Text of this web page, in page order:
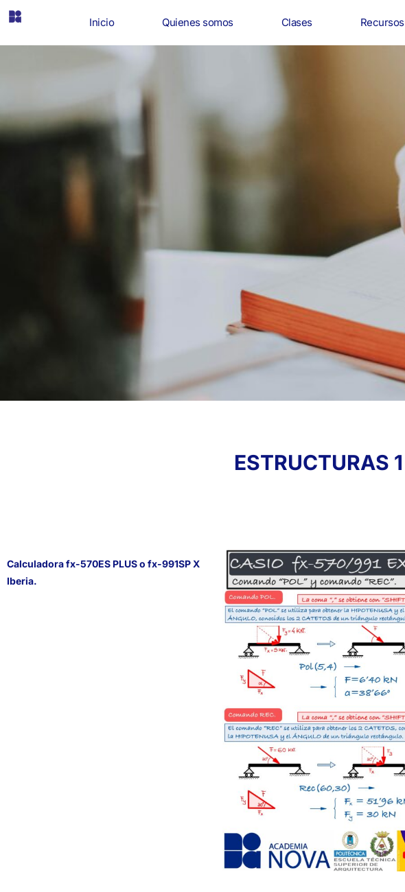
Inicio Quienes somos Clases Recursos
ESTRUCTURAS 1
Calculadora fx-570ES PLUS o fx-991SP X
Iberia.